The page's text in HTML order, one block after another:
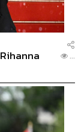
Rihanna
...